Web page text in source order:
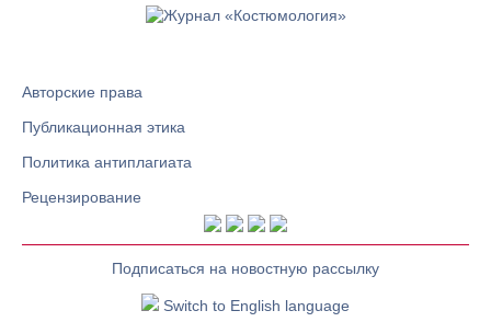
Авторские права
Публикационная этика
Политика антиплагиата
Рецензирование
Подписаться на новостную рассылку
Switch to English language